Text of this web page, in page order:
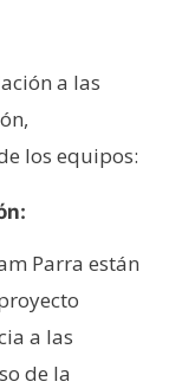
a las
los equipos:
Parra están
a las
de la